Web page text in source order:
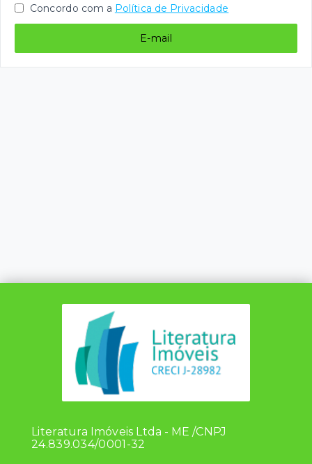
Concordo com a Política de Privacidade
E-mail
Literatura Imóveis Ltda - ME /CNPJ
24.839.034/0001-32